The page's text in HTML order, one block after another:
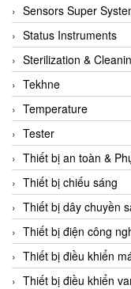
Canneed Vietnam
Cantoni
CAPS
CAREL Parts
CCS
CD Automation
CEAG Sicherheitst
CEIA Vietnam
Celduc Vietnam
Cemb
Centec GmbH
CEQUBE
Sensors Super
Status Instruments
Sterilization &
Tekhne
Temperature
Tester
Thiết bị an toàn &
Thiết bị chiếu sáng
Thiết bị dây chuyền
Thiết bị điện công
Thiết bị điều khiển
Thiết bị điều khiển